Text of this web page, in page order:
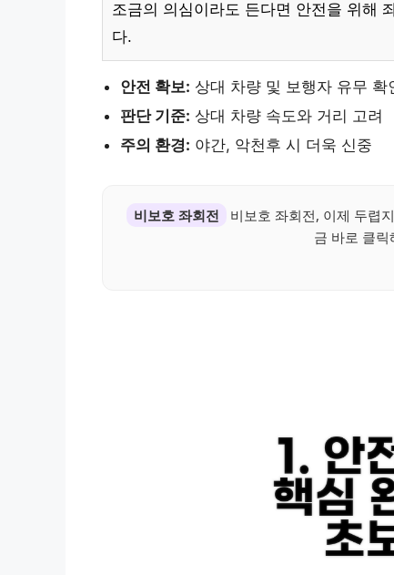
조금의 의심이라도 든다면 안전을 위해
다.
안전 확보: 상대 차량 및 보행자 유무 확
판단 기준: 상대 차량 속도와 거리 고려
주의 환경: 야간, 악천후 시 더욱 신중
비보호 좌회전
비보호 좌회전, 이제 두렵
금 바로 클